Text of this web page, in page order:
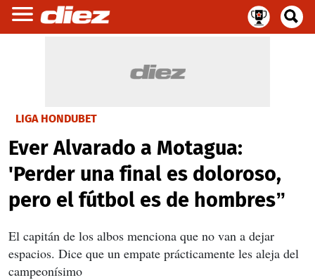
LIGA HONDUBET
Ever Alvarado a Motagua:
'Perder una final es doloroso,
pero el fútbol es de hombres”
El capitán de los albos menciona que no van a dejar
espacios. Dice que un empate prácticamente les aleja del
campeonísimo